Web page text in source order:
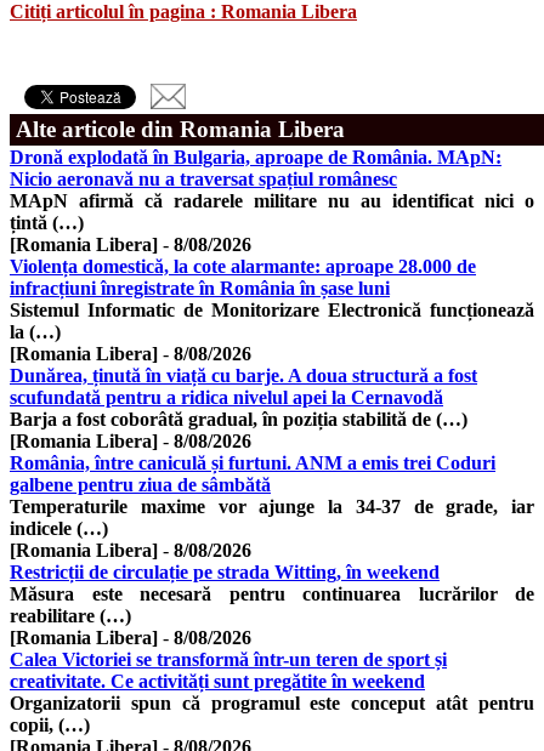
Citiți articolul în pagina : Romania Libera
Alte articole din Romania Libera
Dronă explodată în Bulgaria, aproape de România. MApN:
Nicio aeronavă nu a traversat spațiul românesc
MApN afirmă că radarele militare nu au identificat nici o
țintă (…)
[Romania Libera] - 8/08/2026
Violența domestică, la cote alarmante: aproape 28.000 de
infracțiuni înregistrate în România în șase luni
Sistemul Informatic de Monitorizare Electronică funcționează
la (…)
[Romania Libera] - 8/08/2026
Dunărea, ținută în viață cu barje. A doua structură a fost
scufundată pentru a ridica nivelul apei la Cernavodă
Barja a fost coborâtă gradual, în poziția stabilită de (…)
[Romania Libera] - 8/08/2026
România, între caniculă și furtuni. ANM a emis trei Coduri
galbene pentru ziua de sâmbătă
Temperaturile maxime vor ajunge la 34-37 de grade, iar
indicele (…)
[Romania Libera] - 8/08/2026
Restricții de circulație pe strada Witting, în weekend
Măsura este necesară pentru continuarea lucrărilor de
reabilitare (…)
[Romania Libera] - 8/08/2026
Calea Victoriei se transformă într-un teren de sport și
creativitate. Ce activități sunt pregătite în weekend
Organizatorii spun că programul este conceput atât pentru
copii, (…)